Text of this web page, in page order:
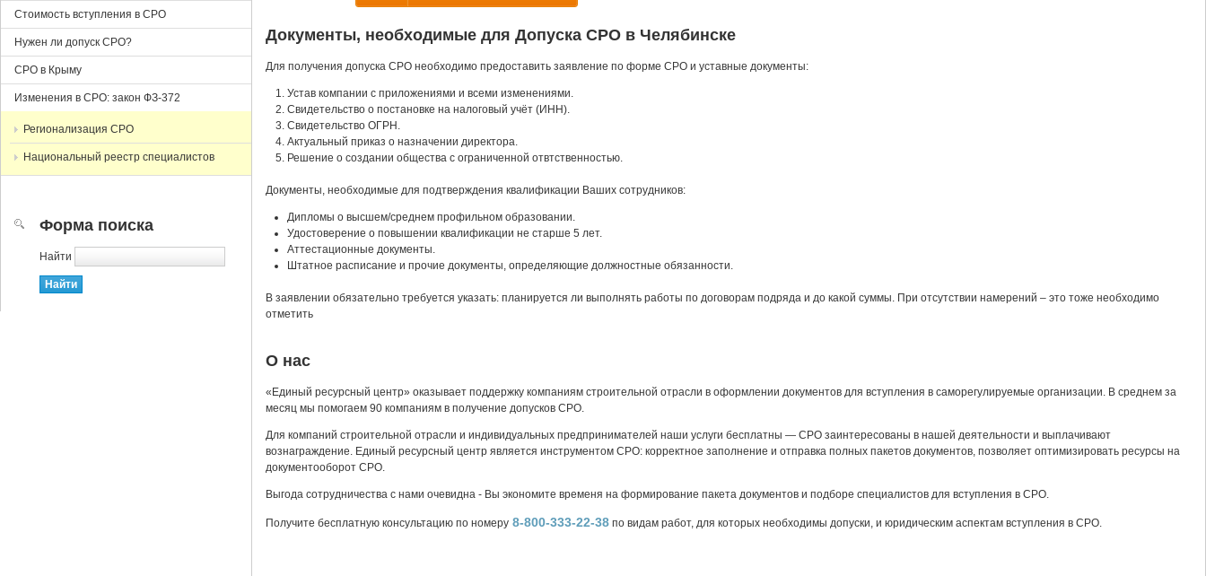
Документы, необходимые для Допуска СРО в Челябинске
Для получения допуска СРО необходимо предоставить заявление по форме СРО и уставные документы:
Устав компании с приложениями и всеми изменениями.
Cвидетельство о постановке на налоговый учёт (ИНН).
Cвидетельство ОГРН.
Актуальный приказ о назначении директора.
Решение о создании общества с ограниченной отвтственностью.
Документы, необходимые для подтверждения квалификации Ваших сотрудников:
Дипломы о высшем/среднем профильном образовании.
Удостоверение о повышении квалификации не старше 5 лет.
Аттестационные документы.
Штатное расписание и прочие документы, определяющие должностные обязанности.
В заявлении обязательно требуется указать: планируется ли выполнять работы по договорам подряда и до какой суммы. При отсутствии намерений – это тоже необходимо
отметить
О нас
«Единый ресурсный центр» оказывает поддержку компаниям строительной отрасли в оформлении документов для вступления в саморегулируемые организации. В среднем за
месяц мы помогаем 90 компаниям в получение допусков СРО.
Для компаний строительной отрасли и индивидуальных предпринимателей наши услуги бесплатны — СРО заинтересованы в нашей деятельности и выплачивают
вознаграждение. Единый ресурсный центр является инструментом СРО: корректное заполнение и отправка полных пакетов документов, позволяет оптимизировать ресурсы на
документооборот СРО.
Выгода сотрудничества с нами очевидна - Вы экономите временя на формирование пакета документов и подборе специалистов для вступления в СРО.
Получите бесплатную консультацию по номеру 8-800-333-22-38 по видам работ, для которых необходимы допуски, и юридическим аспектам вступления в СРО.
Стоимость вступления в СРО
Нужен ли допуск СРО?
СРО в Крыму
Изменения в СРО: закон ФЗ-372
Регионализация СРО
Национальный реестр специалистов
Форма поиска
Найти